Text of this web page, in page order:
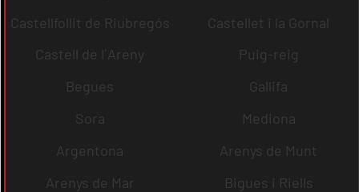
Castellfollit de Riubregós
Castellet i la Gornal
Castell de l´Areny
Puig-reig
Begues
Gallifa
Sora
Mediona
Argentona
Arenys de Munt
Arenys de Mar
Bigues i Riells